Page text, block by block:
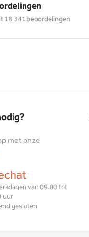
18.341 beoordelingen
met onze
van 09.00 tot
uur
gesloten